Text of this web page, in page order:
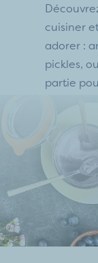
cuisiner
adorer :
pickles,
partie